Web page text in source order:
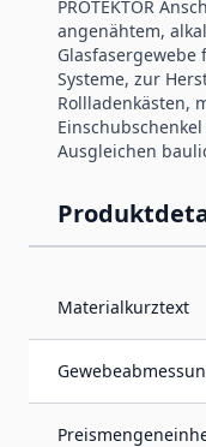
PROTEKTOR
angenähtem,
Glasfasergewebe
Systeme, zur
Rollladenkästen,
Ausgleichen
Materialkurztext